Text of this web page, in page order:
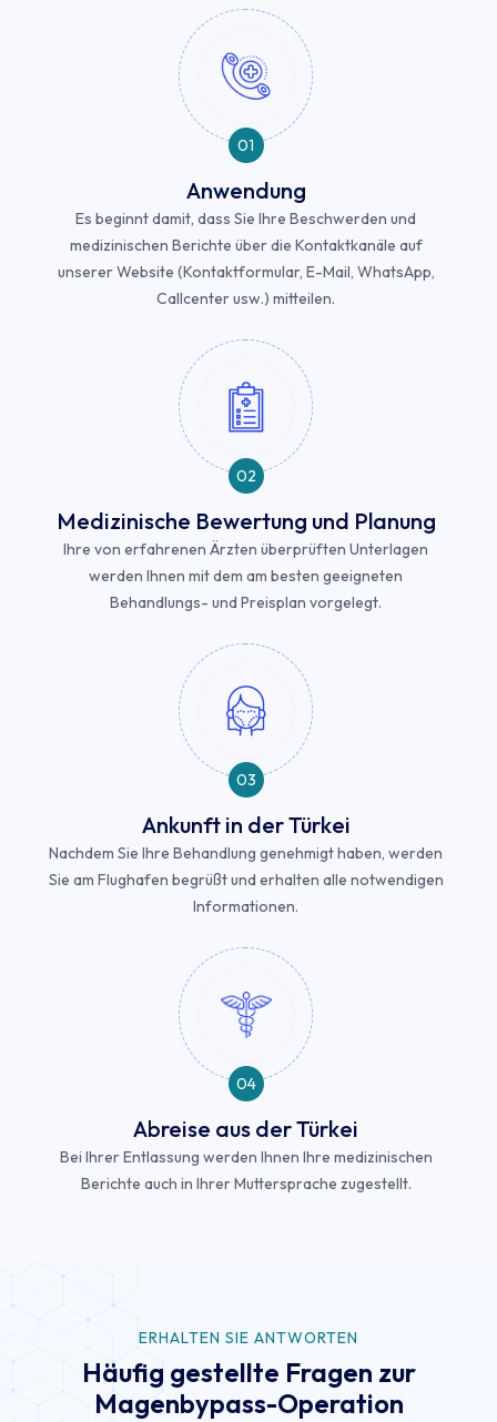
01
Anwendung
Es beginnt damit, dass Sie Ihre Beschwerden und
medizinischen Berichte über die Kontaktkanäle auf
unserer Website (Kontaktformular, E-Mail, WhatsApp,
Callcenter usw.) mitteilen.
02
Medizinische Bewertung und Planung
Ihre von erfahrenen Ärzten überprüften Unterlagen
werden Ihnen mit dem am besten geeigneten
Behandlungs- und Preisplan vorgelegt.
03
Ankunft in der Türkei
Nachdem Sie Ihre Behandlung genehmigt haben, werden
Sie am Flughafen begrüßt und erhalten alle notwendigen
Informationen.
04
Abreise aus der Türkei
Bei Ihrer Entlassung werden Ihnen Ihre medizinischen
Berichte auch in Ihrer Muttersprache zugestellt.
ERHALTEN SIE ANTWORTEN
Häufig gestellte Fragen zur
Magenbypass-Operation